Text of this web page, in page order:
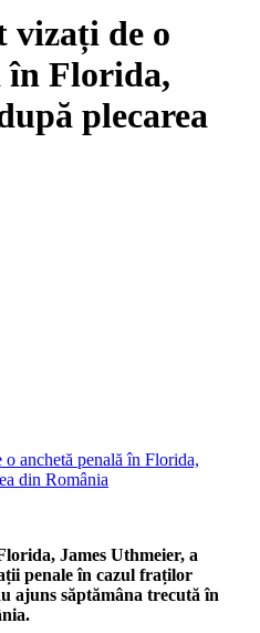
vizați de o
în Florida,
plecarea
James Uthmeier, a
penale în cazul fraților
ajuns săptămâna trecută în